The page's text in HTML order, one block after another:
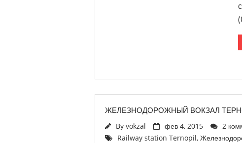
ЖЕЛЕЗНОДОРОЖНЫЙ ВОКЗАЛ
By vokzal фев 4, 2015 2
Railway station Ternopil,